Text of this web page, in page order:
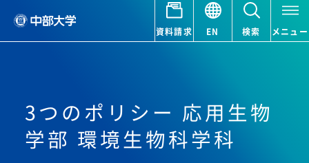
資料請求 EN 検索 メニュー
3つのポリシー 応用生物
学部 環境生物科学科